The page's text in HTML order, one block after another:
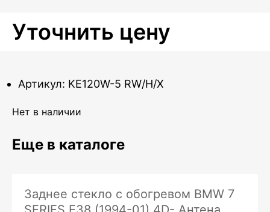
Уточнить цену
Артикул: KE120W-5 RW/H/X
Нет в наличии
Еще в каталоге
Заднее стекло с обогревом BMW 7